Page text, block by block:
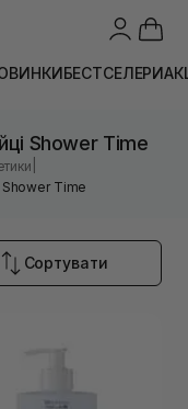
БЕСТСЕЛЕРИ
Shower Time
Shower Time
Сортувати